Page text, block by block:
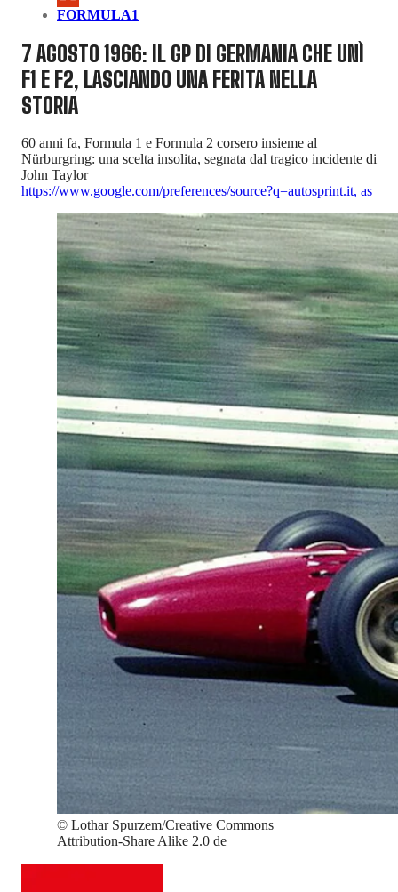
FORMULA1
7 AGOSTO 1966: IL GP DI GERMANIA CHE UNÌ
F1 E F2, LASCIANDO UNA FERITA NELLA
STORIA
60 anni fa, Formula 1 e Formula 2 corsero insieme al
Nürburgring: una scelta insolita, segnata dal tragico incidente di
John Taylor
https://www.google.com/preferences/source?q=autosprint.it, as
© Lothar Spurzem/Creative Commons
Attribution-Share Alike 2.0 de